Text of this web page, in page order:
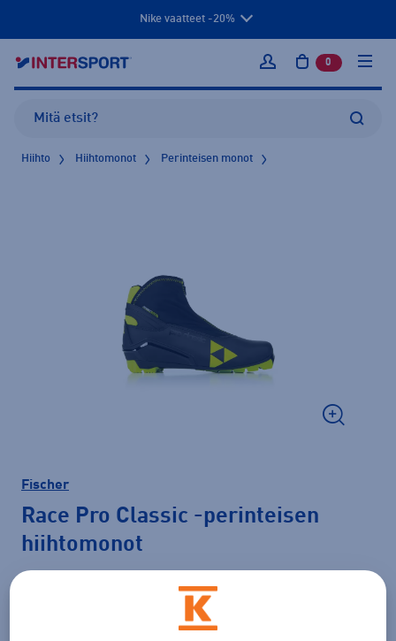
Nike vaatteet -20%
Kirjaudu sisään
0 tuotetta
Hiihto Hiihtomonot Perinteisen monot
Fischer
Race Pro Classic -perinteisen
hiihtomonot